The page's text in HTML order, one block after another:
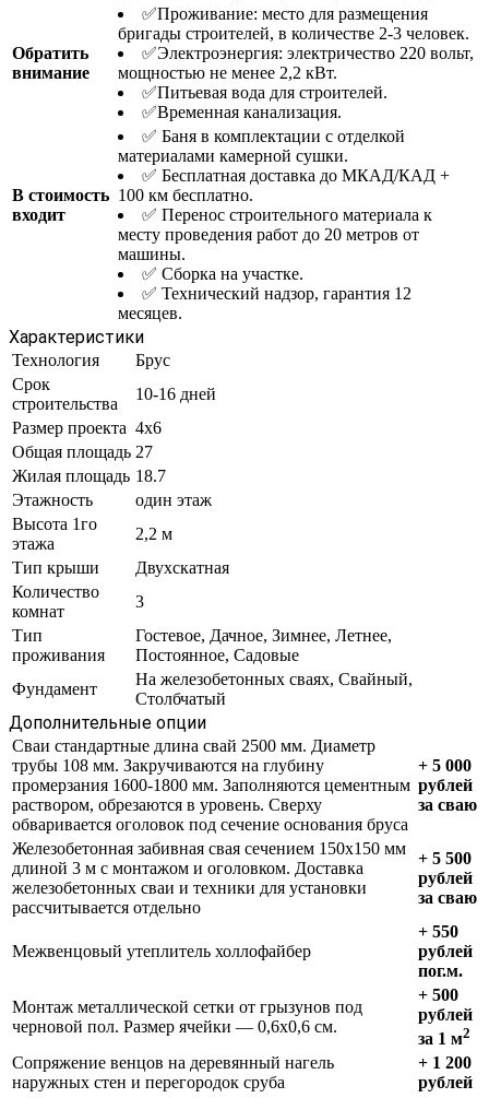
Обратить
внимание
✅Проживание: место для размещения
бригады строителей, в количестве 2-3 человек.
✅Электроэнергия: электричество 220 вольт,
мощностью не менее 2,2 кВт.
✅Питьевая вода для строителей.
✅Временная канализация.
В стоимость
входит
✅ Баня в комплектации с отделкой
материалами камерной сушки.
✅ Бесплатная доставка до МКАД/КАД +
100 км бесплатно.
✅ Перенос строительного материала к
месту проведения работ до 20 метров от
машины.
✅ Сборка на участке.
✅ Технический надзор, гарантия 12
месяцев.
Характеристики
Технология
Брус
Срок
строительства
10-16 дней
Размер проекта 4x6
Общая площадь 27
Жилая площадь 18.7
Этажность
один этаж
Высота 1го
этажа
2,2 м
Тип крыши
Двухскатная
Количество
комнат
3
Тип
проживания
Гостевое, Дачное, Зимнее, Летнее,
Постоянное, Садовые
Фундамент
На железобетонных сваях, Свайный,
Столбчатый
Дополнительные опции
Сваи стандартные длина свай 2500 мм. Диаметр
трубы 108 мм. Закручиваются на глубину
промерзания 1600-1800 мм. Заполняются цементным
раствором, обрезаются в уровень. Сверху
обваривается оголовок под сечение основания бруса
+ 5 000
рублей
за сваю
Железобетонная забивная свая сечением 150х150 мм
длиной 3 м с монтажом и оголовком. Доставка
железобетонных сваи и техники для установки
рассчитывается отдельно
+ 5 500
рублей
за сваю
Межвенцовый утеплитель холлофайбер
+ 550
рублей
пог.м.
Монтаж металлической сетки от грызунов под
черновой пол. Размер ячейки — 0,6х0,6 см.
+ 500
рублей
за 1 м2
Сопряжение венцов на деревянный нагель
наружных стен и перегородок сруба
+ 1 200
рублей